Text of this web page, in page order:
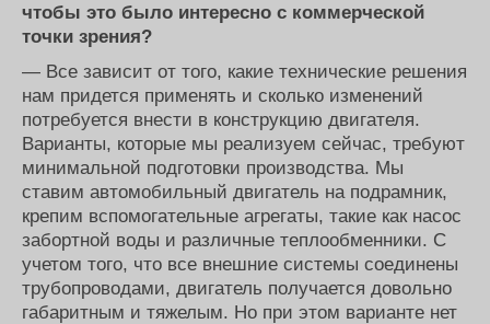
чтобы это было интересно с коммерческой
точки зрения?
— Все зависит от того, какие технические решения
нам придется применять и сколько изменений
потребуется внести в конструкцию двигателя.
Варианты, которые мы реализуем сейчас, требуют
минимальной подготовки производства. Мы
ставим автомобильный двигатель на подрамник,
крепим вспомогательные агрегаты, такие как насос
забортной воды и различные теплообменники. С
учетом того, что все внешние системы соединены
трубопроводами, двигатель получается довольно
габаритным и тяжелым. Но при этом варианте нет